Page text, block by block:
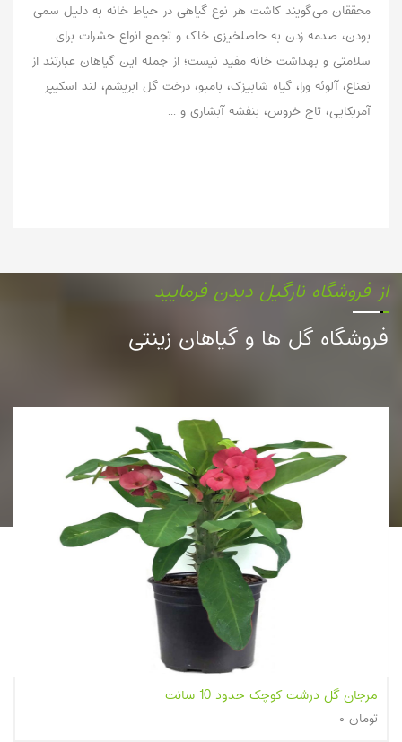
محققان می‌گویند کاشت هر نوع گیاهی در حیاط خانه به دلیل سمی
بودن، صدمه زدن به حاصلخیزی خاک و تجمع انواع حشرات برای
سلامتی و بهداشت خانه مفید نیست؛ از جمله این گیاهان عبارتند از
نعناع، آلوئه ورا، گیاه شابیزک، بامبو، درخت گل ابریشم، لند اسکیپر
آمریکایی، تاج خروس، بنفشه آبشاری و ...
از فروشگاه نارگیل دیدن فرمایید
فروشگاه گل ها و گیاهان زینتی
سرخس برگ شمشیری کوچک گلدان 14
۲۹,۰۰۰ تومان